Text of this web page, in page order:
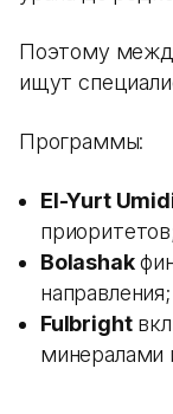
Поэтому
ищут
Программы:
El-Yurt
Bolashak
направления;
Fulbright
минералами